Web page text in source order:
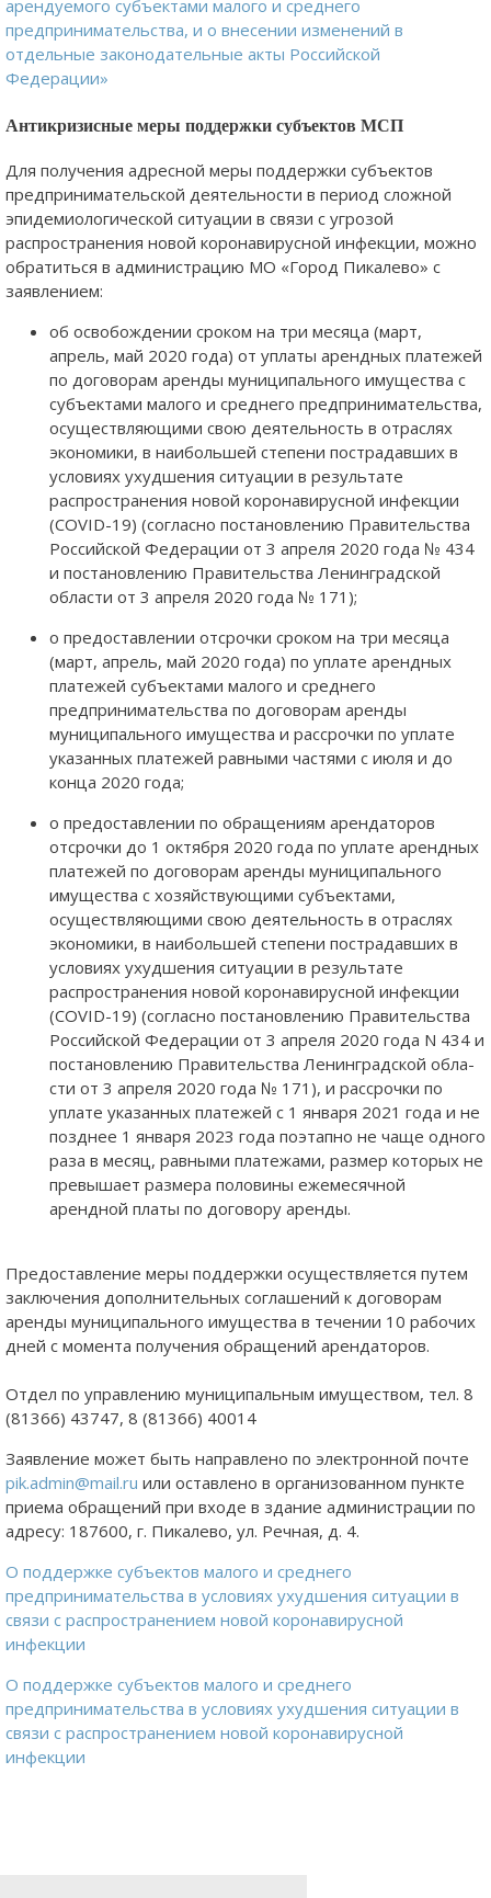
арендуемого субъектами малого и среднего
предпринимательства, и о внесении изменений в
отдельные законодательные акты Российской
Федерации»
Антикризисные меры поддержки субъектов МСП
Для получения адресной меры поддержки субъектов
предпринимательской деятельности в период сложной
эпидемиологической ситуации в связи с угрозой
распространения новой коронавирусной инфекции, можно
обратиться в администрацию МО «Город Пикалево» с
заявлением:
об освобождении сроком на три месяца (март,
апрель, май 2020 года) от уплаты арендных платежей
по договорам аренды муниципального имущества с
субъектами малого и среднего предпринимательства,
осуществляющими свою деятельность в отраслях
экономики, в наибольшей степени пострадавших в
условиях ухудшения ситуации в результате
распростра­нения новой коронавирусной инфекции
(COVID-19) (согласно постановлению Правительства
Российской Федерации от 3 апреля 2020 года № 434
и постановлению Правительства Ленин­градской
области от 3 апреля 2020 года № 171);
о предоставлении отсрочки сроком на три месяца
(март, апрель, май 2020 года) по уплате арендных
платежей субъектами малого и среднего
предпринимательства по договорам аренды
муниципального имущества и рассрочки по уплате
указанных платежей равными частями с июля и до
конца 2020 года;
о предоставлении по обращениям арендаторов
отсрочки до 1 октября 2020 года по уплате арендных
платежей по договорам аренды муниципального
имущества с хозяйствующими субъектами,
осуществляющими свою деятельность в отраслях
экономики, в наибольшей сте­пени пострадавших в
условиях ухудшения ситуации в результате
распространения новой ко­ронавирусной инфекции
(COVID-19) (согласно постановлению Правительства
Российской Федерации от 3 апреля 2020 года N 434 и
постановлению Правительства Ленинградской обла­
сти от 3 апреля 2020 года № 171), и рассрочки по
уплате указанных платежей с 1 января 2021 года и не
позднее 1 января 2023 года поэтапно не чаще одного
раза в месяц, равными платежами, размер которых не
превышает размера половины ежемесячной
арендной платы по договору аренды.
Предоставление меры поддержки осуществляется путем
заключения дополнительных соглашений к договорам
аренды муниципального имущества в течении 10 рабочих
дней с момента получения обращений арендаторов.
Отдел по управлению муниципальным имуществом, тел. 8
(81366) 43747, 8 (81366) 40014
Заявление может быть направлено по электронной почте
pik.admin@mail.ru или оставлено в организованном пункте
приема обращений при входе в здание администрации по
адресу: 187600, г. Пикалево, ул. Речная, д. 4.
О поддержке субъектов малого и среднего
предпринимательства в условиях ухудшения ситуации в
связи с распространением новой коронавирусной
инфекции
О поддержке субъектов малого и среднего
предпринимательства в условиях ухудшения ситуации в
связи с распространением новой коронавирусной
инфекции